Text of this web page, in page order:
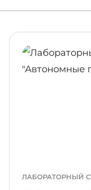
ЛАБОРАТОРНЫЙ
ПОДРОБНЕЕ